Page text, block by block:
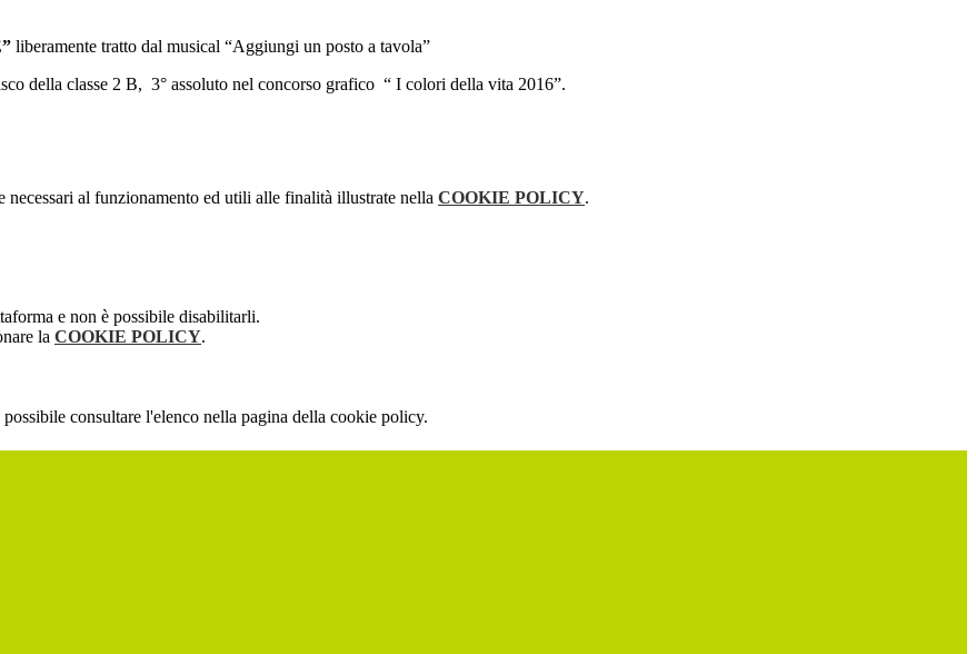
liberamente tratto dal musical “Aggiungi un posto a tavola”
della classe 2 B, 3° assoluto nel concorso grafico “ I colori della vita 2016”.
al funzionamento ed utili alle finalità illustrate nella COOKIE POLICY.
e non è possibile disabilitarli.
la COOKIE POLICY.
consultare l'elenco nella pagina della cookie policy.